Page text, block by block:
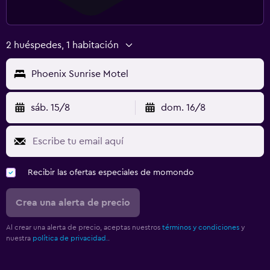
2 huéspedes, 1 habitación
Phoenix Sunrise Motel
sáb. 15/8 dom. 16/8
Recibir las ofertas especiales de momondo
Crea una alerta de precio
Al crear una alerta de precio, aceptas nuestros términos y condiciones y
nuestra política de privacidad.